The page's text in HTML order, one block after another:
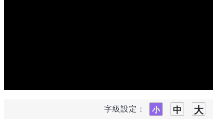
字級設定：